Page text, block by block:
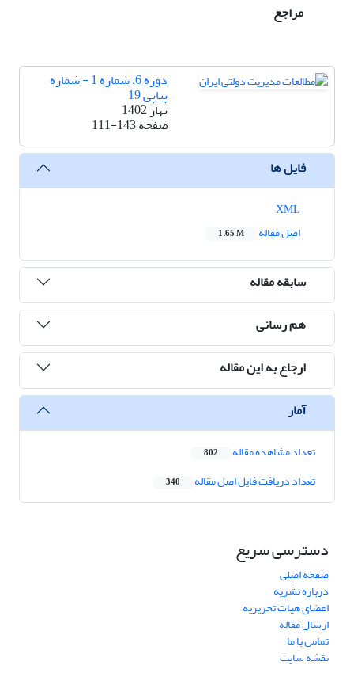
مراجع
دوره 6، شماره 1 - شماره
پیاپی 19
بهار 1402
صفحه111-143
فایل ها
اصل مقاله
1.65 M
سابقه مقاله
هم رسانی
ارجاع به این مقاله
آمار
تعداد مشاهده مقاله 802
تعداد دریافت فایل اصل مقاله 340
دسترسی سریع
صفحه اصلی
درباره نشریه
اعضای هیات تحریریه
ارسال مقاله
تماس با ما
نقشه سایت